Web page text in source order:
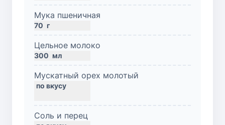
Мука пшеничная
70 г
Цельное молоко
300 мл
Мускатный орех молотый
Соль и перец